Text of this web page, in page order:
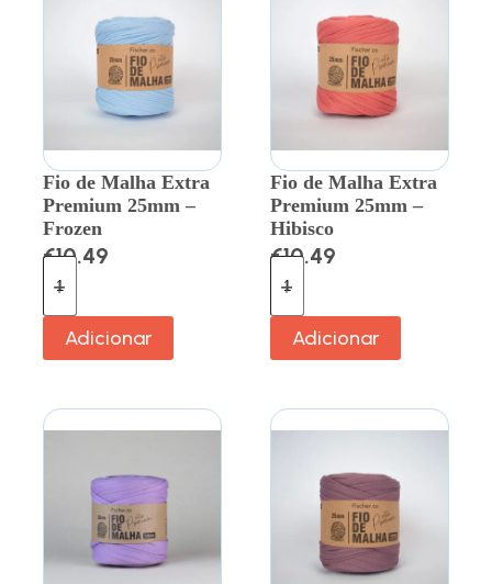
Fio de Malha Extra
Premium 25mm –
Frozen
€10.49
Adicionar
Fio de Malha Extra
Premium 25mm –
Hibisco
€10.49
Adicionar